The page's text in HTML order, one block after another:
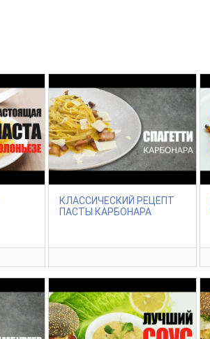
КЛАССИЧЕСКИЙ РЕЦЕПТ
ПАСТЫ КАРБОНАРА